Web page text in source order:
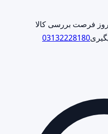
03132228180